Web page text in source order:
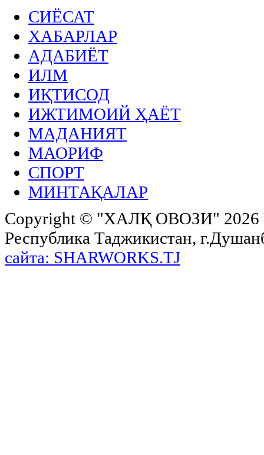
СИЁСАТ
ХАБАРЛАР
АДАБИЁТ
ИЛМ
ИҚТИСОД
ИЖТИМОИЙ ҲАЁТ
МАДАНИЯТ
МАОРИФ
СПОРТ
МИНТАҚАЛАР
Copyright © "ХАЛҚ ОВОЗИ"
Республика Таджикистан,
сайта: SHARWORKS.TJ